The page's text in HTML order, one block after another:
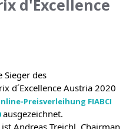
d'Excellence
Sieger des
d´Excellence Austria 2020
Preisverleihung FIABCI
ausgezeichnet.
Andreas Treichl, Chairman